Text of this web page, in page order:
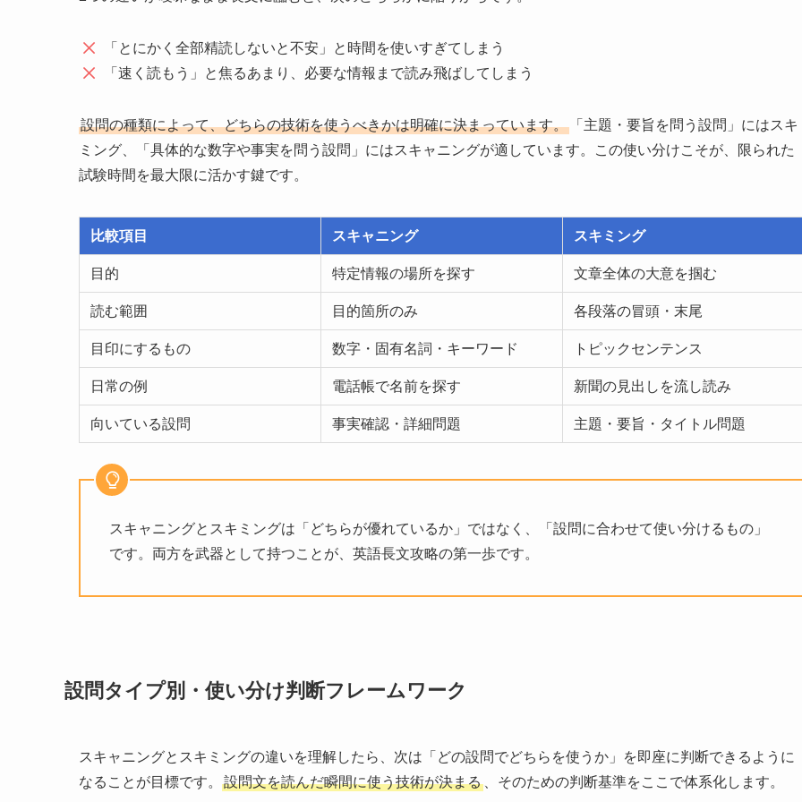
「とにかく全部精読しないと不安」と時間を使いすぎてしまう
「速く読もう」と焦るあまり、必要な情報まで読み飛ばしてしまう
設問の種類によって、どちらの技術を使うべきかは明確に決まっています。
「主題・要旨を問う設問」にはスキ
ミング、「具体的な数字や事実を問う設問」にはスキャニングが適しています。この使い分けこそが、限られた
試験時間を最大限に活かす鍵です。
比較項目 スキャニング スキミング
目的 特定情報の場所を探す 文章全体の大意を掴む
読む範囲 目的箇所のみ 各段落の冒頭・末尾
目印にするもの 数字・固有名詞・キーワード トピックセンテンス
日常の例 電話帳で名前を探す 新聞の見出しを流し読み
向いている設問 事実確認・詳細問題 主題・要旨・タイトル問題
スキャニングとスキミングは「どちらが優れているか」ではなく、「設問に合わせて使い分けるもの」
です。両方を武器として持つことが、英語長文攻略の第一歩です。
設問タイプ別・使い分け判断フレームワーク
スキャニングとスキミングの違いを理解したら、次は「どの設問でどちらを使うか」を即座に判断できるように
なることが目標です。
設問文を読んだ瞬間に使う技術が決まる 、そのための判断基準をここで体系化します。